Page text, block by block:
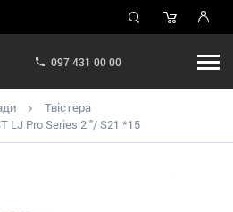
097 431 00 00
Твістера
LJ Pro Series 2 "/ S21 *15